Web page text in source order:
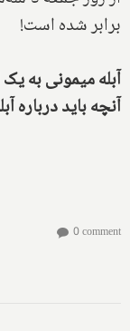
برابر شده است!
آنچه باید درباره
0 comment